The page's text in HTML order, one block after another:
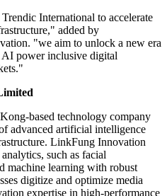
International to accelerate
added by
"we aim to unlock a new era
AI power inclusive digital
based technology company
advanced artificial intelligence
LinkFung Innovation
such as facial
machine learning with robust
digitize and optimize media
expertise in high-performance